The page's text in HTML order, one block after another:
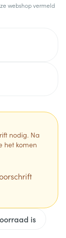
webshop vermeld
nodig. Na
het komen
is